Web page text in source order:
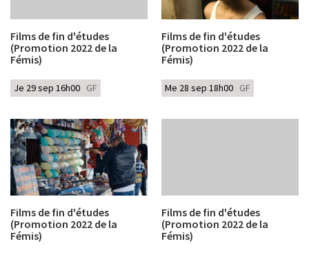
Films de fin d'études
(Promotion 2022 de la
Fémis)
Je 29 sep 16h00 GF
Films de fin d'études
(Promotion 2022 de la
Fémis)
Me 28 sep 18h00 GF
Films de fin d'études
(Promotion 2022 de la
Fémis)
Films de fin d'études
(Promotion 2022 de la
Fémis)